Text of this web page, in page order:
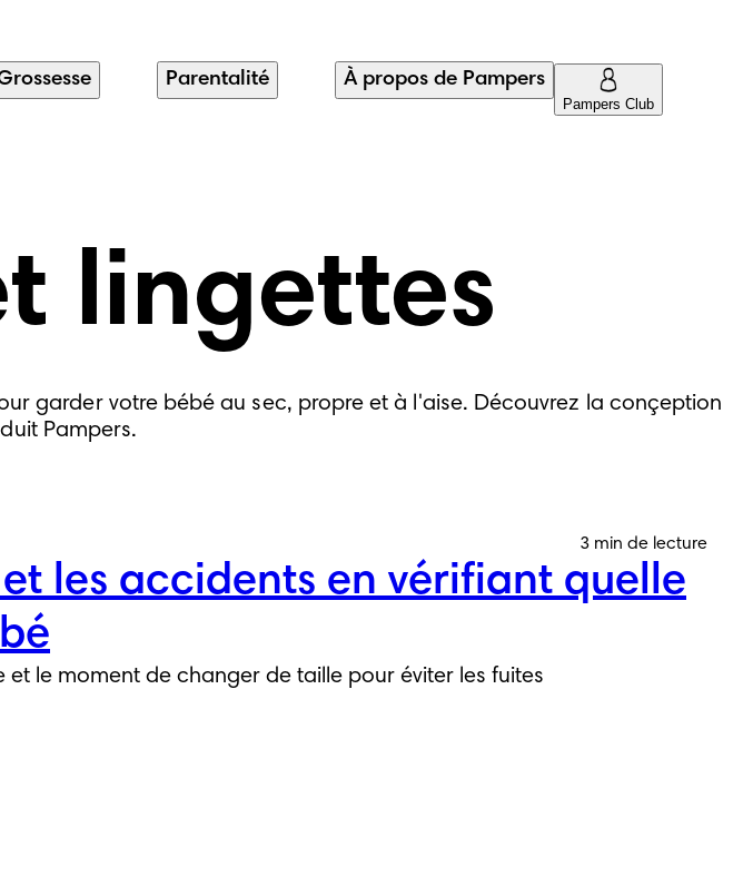
Parentalité À propos de Pampers
Pampers Club
lingettes
garder votre bébé au sec, propre et à l'aise. Découvrez la conçeption
Pampers.
3 min de lecture
les accidents en vérifiant quelle
le moment de changer de taille pour éviter les fuites